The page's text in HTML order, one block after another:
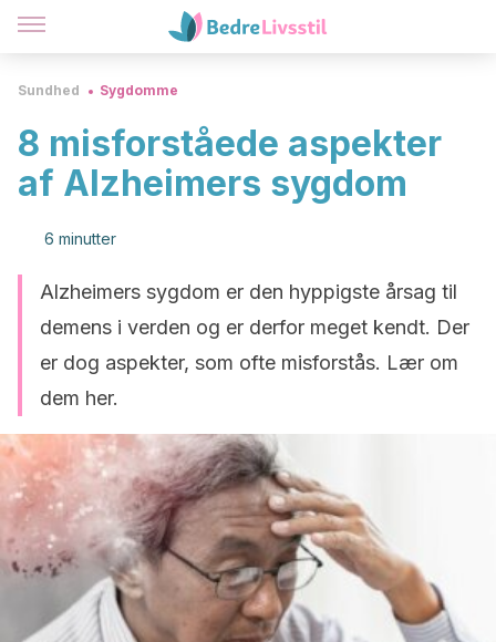
Sundhed Sygdomme
8 misforståede aspekter
af Alzheimers sygdom
6 minutter
Alzheimers sygdom er den hyppigste årsag til
demens i verden og er derfor meget kendt. Der
er dog aspekter, som ofte misforstås. Lær om
dem her.